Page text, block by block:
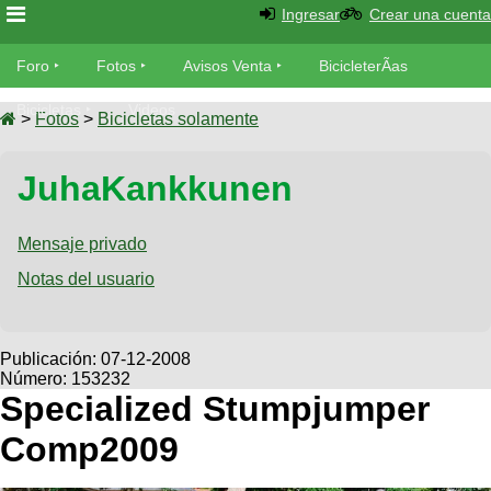
Foro
Foro
MecÃ¡nica
Fotos
SUBÃ
Galeria
Bicicletas
Viajes
Descenso
Dirt
Avisos
Ventas
SUBÃ
Buscar
Ultimos
Fotos
as
Bicicletas
Tandem
Videos
Cicloturismo
Ingresar Crear una cuenta
Foro Fotos Avisos Venta BicicleterÃ­as
Bicicletas Videos
> Fotos > Bicicletas solamente
JuhaKankkunen
Mensaje privado
Notas del usuario
Publicación: 07-12-2008
Número: 153232
Specialized Stumpjumper
Comp2009